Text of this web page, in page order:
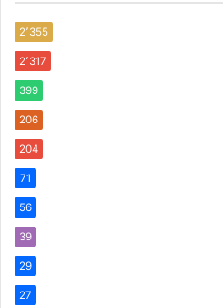
2٬355
2٬317
399
206
204
71
56
39
29
27